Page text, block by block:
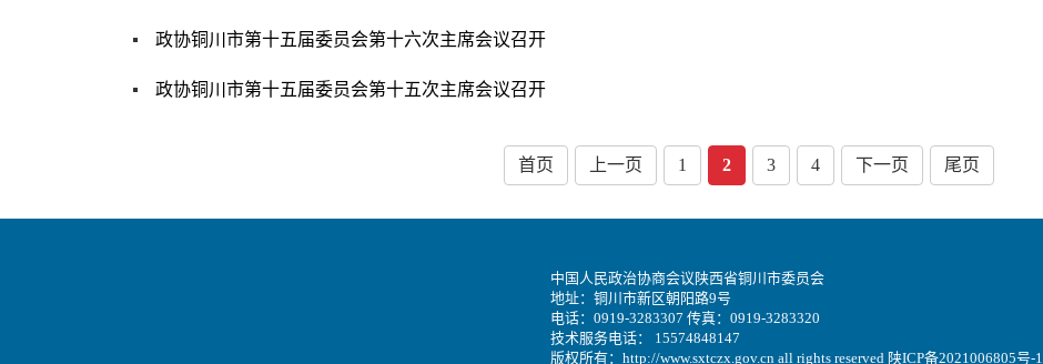
政协铜川市第十五届委员会第十六次主席会议召开
政协铜川市第十五届委员会第十五次主席会议召开
首页 上一页 1 2 3 4 下一页 尾页
中国人民政治协商会议陕西省铜川市委员会
地址：铜川市新区朝阳路9号
电话：0919-3283307 传真：0919-3283320
技术服务电话： 15574848147
版权所有：http://www.sxtczx.gov.cn all rights reserved 陕ICP备2021006805号-1